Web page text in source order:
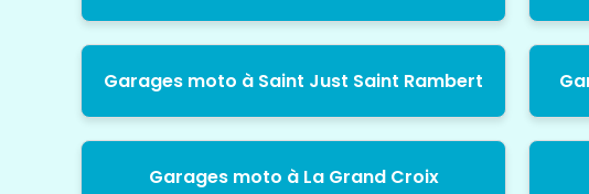
Garages moto à Saint Just Saint Rambert
Garages moto à La Grand Croix